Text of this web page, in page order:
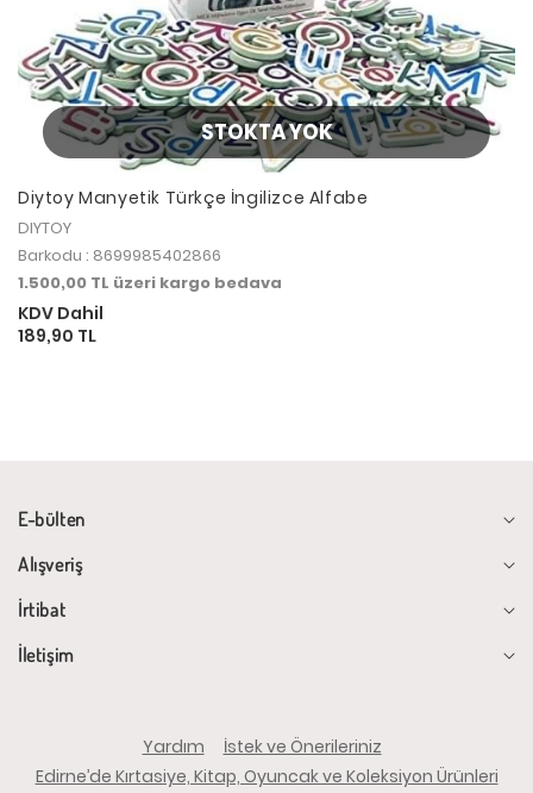
STOKTA YOK
Diytoy Manyetik Türkçe İngilizce Alfabe
DIYTOY
Barkodu : 8699985402866
1.500,00 TL üzeri kargo bedava
KDV Dahil
189,90 TL
E-bülten
Alışveriş
İrtibat
İletişim
Yardım
İstek ve Önerileriniz
Edirne’de Kırtasiye, Kitap, Oyuncak ve Koleksiyon Ürünleri